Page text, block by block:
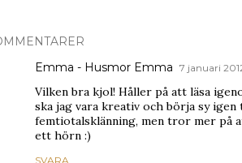
Emma - Husmor Emma 7 januari
Vilken bra kjol! Håller på att läsa
ska jag vara kreativ och börja sy
femtiotalsklänning, men tror mer på
ett hörn :)
SVARA